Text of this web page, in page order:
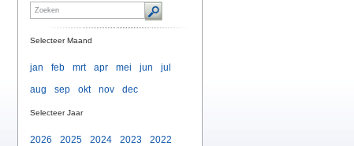
Selecteer Maand
jan feb mrt apr mei jun
jul
aug
sep okt nov dec
Selecteer Jaar
2026 2025 2024 2023
2022